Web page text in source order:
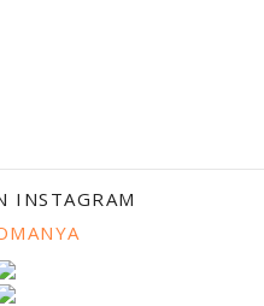
INSTAGRAM